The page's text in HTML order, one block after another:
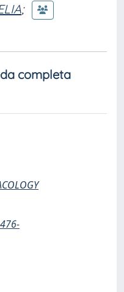
;
completa